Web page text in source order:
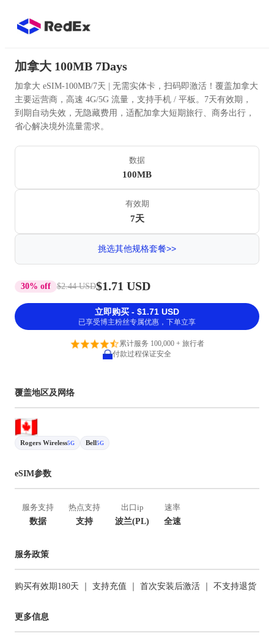
加拿大 100MB 7Days
加拿大 eSIM-100MB/7天 | 无需实体卡，扫码即激活！覆盖加拿大
主要运营商，高速 4G/5G 流量，支持手机 / 平板。7天有效期，
到期自动失效，无隐藏费用，适配加拿大短期旅行、商务出行，
省心解决境外流量需求。
数据
100MB
有效期
7天
挑选其他规格套餐>>
30% off $2.44 USD$1.71 USD
立即购买 - $1.71 USD
已享受博主粉丝专属优惠，下单立享
累计服务 100,000 + 旅行者
付款过程保证安全
覆盖地区及网络
Rogers Wireless5G Bell5G
eSIM参数
服务支持
数据
热点支持
支持
出口ip
波兰(PL)
速率
全速
服务政策
购买有效期180天 ｜ 支持充值 ｜ 首次安装后激活 ｜ 不支持退货
更多信息